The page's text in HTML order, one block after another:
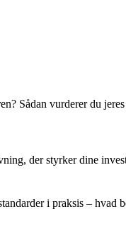
Sådan vurderer du jeres
der styrker dine
i praksis – hvad